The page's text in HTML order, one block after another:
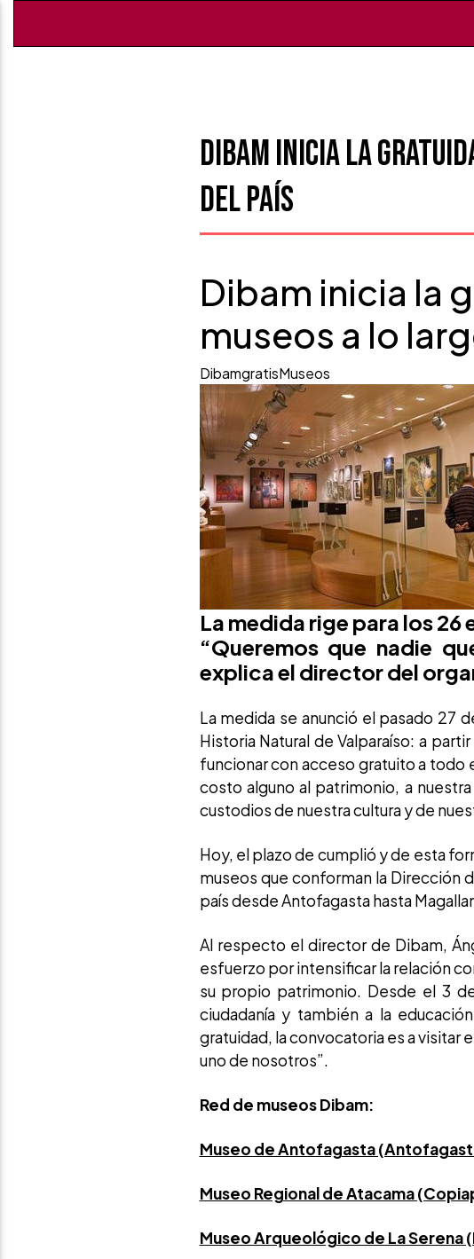
Dibam inicia la
del país
Dibam inicia la
museos a lo
DibamgratisMuseos
La medida rige para los
“Queremos que nadie
explica el director del
La medida se anunció el pasado 27
Historia Natural de Valparaíso: a
funcionar con acceso gratuito a todo
costo alguno al patrimonio, a
custodios de nuestra cultura y de
Hoy, el plazo de cumplió y de esta
museos que conforman la Dirección
país desde Antofagasta hasta
Al respecto el director de Dibam,
esfuerzo por intensificar la relación
su propio patrimonio. Desde el 3
ciudadanía y también a la
gratuidad, la convocatoria es a
uno de nosotros”.
Red de museos Dibam:
Museo de Antofagasta
Museo Regional de Atacama
Museo Arqueológico de La Serena